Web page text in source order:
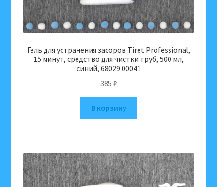
Гель для устранения засоров Tiret Professional,
15 минут, средство для чистки труб, 500 мл,
синий, 68029 00041
385 ₽
В корзину